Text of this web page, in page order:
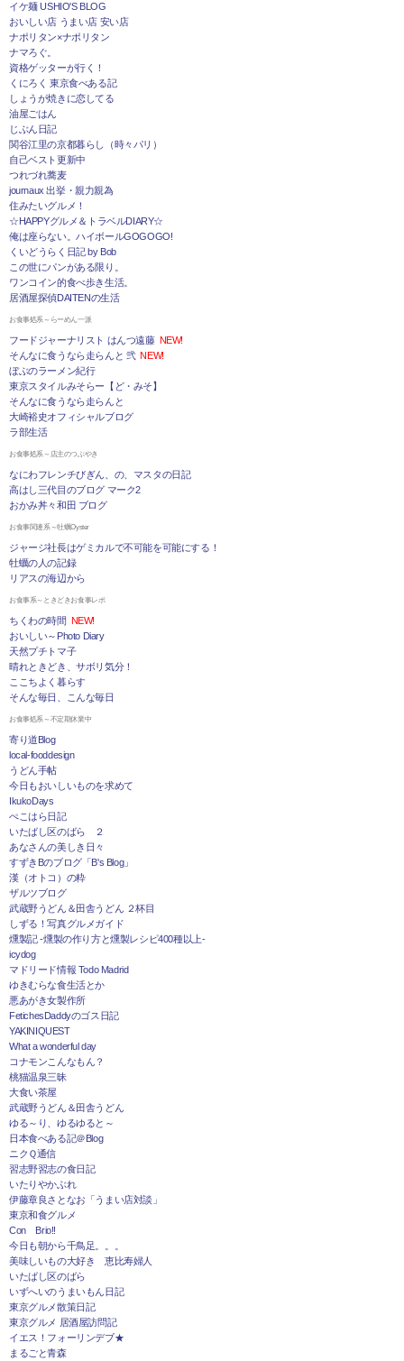
イケ麺 USHIO'S BLOG
おいしい店 うまい店 安い店
ナポリタン×ナポリタン
ナマろぐ。
資格ゲッターが行く！
くにろく 東京食べある記
しょうが焼きに恋してる
油屋ごはん
じぶん日記
関谷江里の京都暮らし（時々パリ）
自己ベスト更新中
つれづれ蕎麦
journaux 出挙・親力親為
住みたいグルメ！
☆HAPPYグルメ＆トラベルDIARY☆
俺は座らない。ハイボールGOGOGO!
くいどうらく日記 by Bob
この世にパンがある限り。
ワンコイン的食べ歩き生活。
居酒屋探偵DAITENの生活
お食事処系～らーめん一派
フードジャーナリスト はんつ遠藤 NEW!
そんなに食うなら走らんと 弐 NEW!
ぼぶのラーメン紀行
東京スタイルみそらー【ど・みそ】
そんなに食うなら走らんと
大崎裕史オフィシャルブログ
ラ部生活
お食事処系～店主のつぶやき
なにわフレンチびぎん、の、マスタの日記
高はし三代目のブログ マーク2
おかみ丼々和田 ブログ
お食事関連系～牡蠣Oyster
ジャージ社長はゲミカルで不可能を可能にする！
牡蠣の人の記録
リアスの海辺から
お食事系～ときどきお食事レポ
ちくわの時間 NEW!
おいしい～Photo Diary
天然プチトマ子
晴れときどき、サボリ気分！
ここちよく暮らす
そんな毎日、こんな毎日
お食事処系～不定期休業中
寄り道Blog
local-fooddesign
うどん手帖
今日もおいしいものを求めて
IkukoDays
ぺこはら日記
いたばし区のばら ２
あなさんの美しき日々
すずきBのブログ「B's Blog」
漢（オトコ）の粋
ザルツブログ
武蔵野うどん＆田舎うどん ２杯目
しずる！写真グルメガイド
燻製記 -燻製の作り方と燻製レシピ400種以上-
icydog
マドリード情報 Todo Madrid
ゆきむらな食生活とか
悪あがき女製作所
FetichesDaddyのゴス日記
YAKINIQUEST
What a wonderful day
コナモンこんなもん？
桃猫温泉三昧
大食い茶屋
武蔵野うどん＆田舎うどん
ゆる～り、ゆるゆると～
日本食べある記＠Blog
ニクＱ通信
習志野習志の食日記
いたりやかぶれ
伊藤章良さとなお「うまい店対談」
東京和食グルメ
Con Brio!!
今日も朝から千鳥足。。。
美味しいもの大好き 恵比寿婦人
いたばし区のばら
いずへいのうまいもん日記
東京グルメ散策日記
東京グルメ 居酒屋訪問記
イエス！フォーリンデブ★
まるごと青森